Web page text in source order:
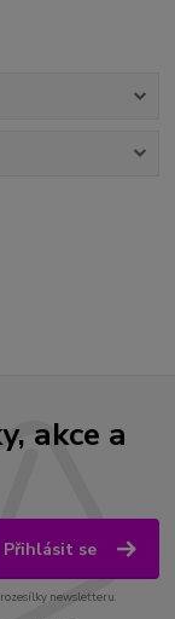
akce a
Přihlásit se
newsletteru.